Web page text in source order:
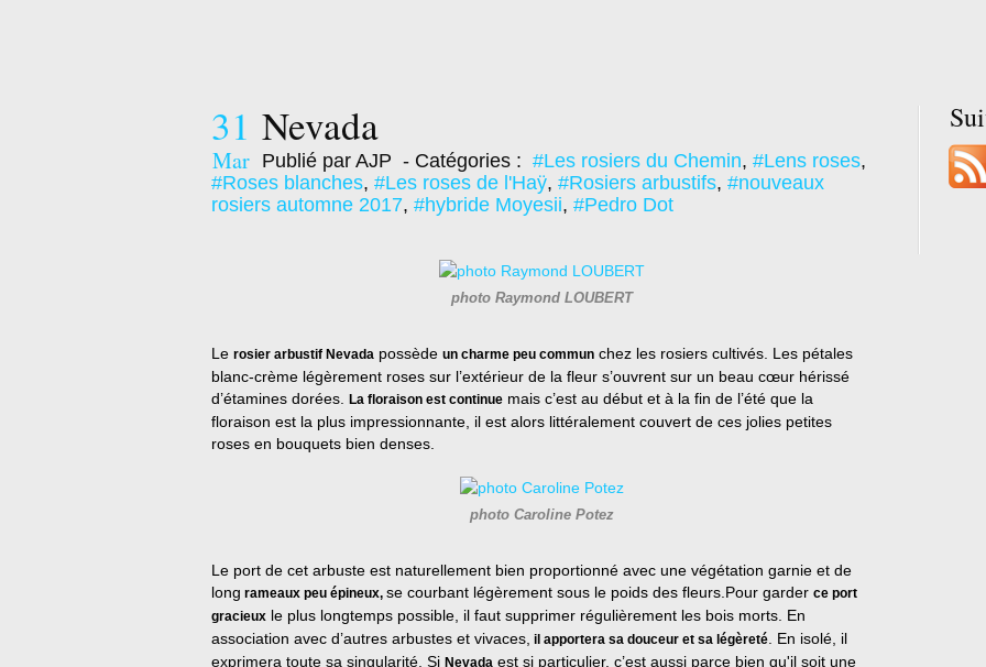
31
Mar
Nevada
Publié par AJP - Catégories : #Les rosiers du Chemin, #Lens roses,
#Roses blanches, #Les roses de l'Haÿ, #Rosiers arbustifs, #nouveaux
rosiers automne 2017, #hybride Moyesii, #Pedro Dot
photo Raymond LOUBERT
Le rosier arbustif Nevada possède un charme peu commun chez les rosiers cultivés. Les pétales
blanc-crème légèrement roses sur l’extérieur de la fleur s’ouvrent sur un beau cœur hérissé
d’étamines dorées.
La floraison est continue mais c’est au début et à la fin de l’été que la
floraison est la plus impressionnante, il est alors littéralement couvert de ces jolies petites
roses en bouquets bien denses.
photo Caroline Potez
Le port de cet arbuste est naturellement bien proportionné avec une végétation garnie et de
long rameaux peu épineux, se courbant légèrement sous le poids des fleurs.Pour garder ce port
gracieux le plus longtemps possible, il faut supprimer régulièrement les bois morts. En
association avec d’autres arbustes et vivaces, il apportera sa douceur et sa légèreté . En isolé, il
exprimera toute sa singularité. Si Nevada est si particulier, c’est aussi parce bien qu'il soit une